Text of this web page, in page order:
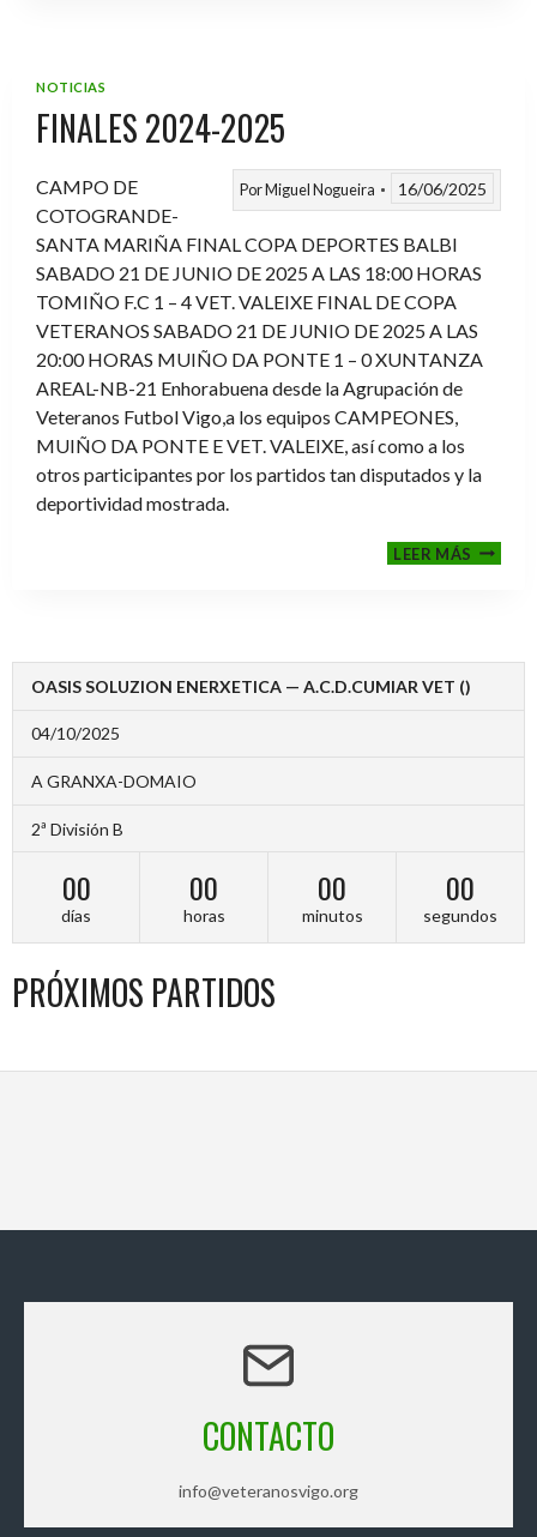
NOTICIAS
FINALES 2024-2025
PorMiguel Nogueira 16/06/2025
CAMPO DE
COTOGRANDE-
SANTA MARIÑA FINAL COPA DEPORTES BALBI
SABADO 21 DE JUNIO DE 2025 A LAS 18:00 HORAS
TOMIÑO F.C 1 – 4 VET. VALEIXE FINAL DE COPA
VETERANOS SABADO 21 DE JUNIO DE 2025 A LAS
20:00 HORAS MUIÑO DA PONTE 1 – 0 XUNTANZA
AREAL-NB-21 Enhorabuena desde la Agrupación de
Veteranos Futbol Vigo,a los equipos CAMPEONES,
MUIÑO DA PONTE E VET. VALEIXE, así como a los
otros participantes por los partidos tan disputados y la
deportividad mostrada.
LEER MÁS
2024-
OASIS SOLUZION ENERXETICA — A.C.D.CUMIAR VET ()
04/10/2025
A GRANXA-DOMAIO
2ª División B
00
días
00
horas
00
minutos
00
segundos
PRÓXIMOS PARTIDOS
CONTACTO
info@veteranosvigo.org